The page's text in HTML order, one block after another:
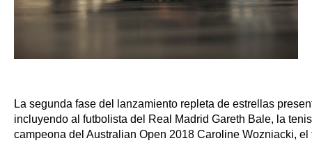
La segunda fase del lanzamiento repleta de estrellas
incluyendo al futbolista del Real Madrid Gareth Bale, la
campeona del Australian Open 2018 Caroline Wozniacki,